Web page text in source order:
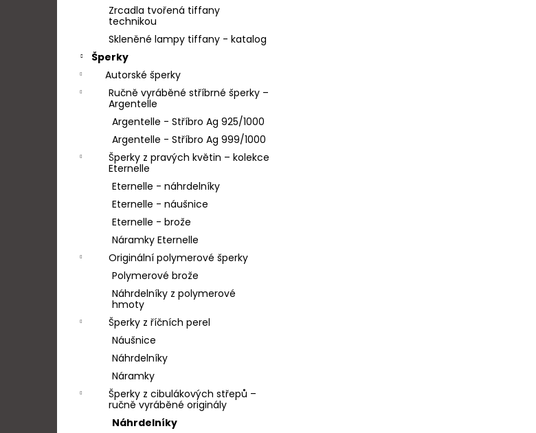
Zrcadla tvořená tiffany
technikou
Skleněné lampy tiffany - katalog
Šperky
Autorské šperky
Ručně vyráběné stříbrné šperky –
Argentelle
Argentelle - Stříbro Ag 925/1000
Argentelle - Stříbro Ag 999/1000
Šperky z pravých květin – kolekce
Eternelle
Eternelle - náhrdelníky
Eternelle - náušnice
Eternelle - brože
Náramky Eternelle
Originální polymerové šperky
Polymerové brože
Náhrdelníky z polymerové
hmoty
Šperky z říčních perel
Náušnice
Náhrdelníky
Náramky
Šperky z cibulákových střepů –
ručně vyráběné originály
Náhrdelníky